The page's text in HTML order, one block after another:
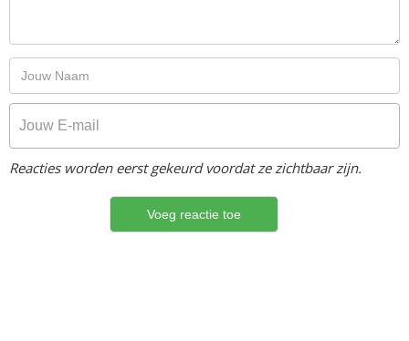
Reacties worden eerst gekeurd voordat ze zichtbaar zijn.